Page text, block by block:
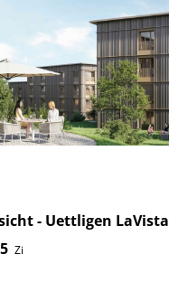
- Uettligen LaVista
Zi